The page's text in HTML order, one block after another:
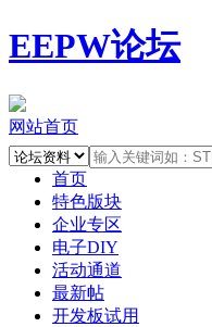
EEPW论坛
网站首页
首页
特色版块
企业专区
电子DIY
活动通道
最新帖
开发板试用